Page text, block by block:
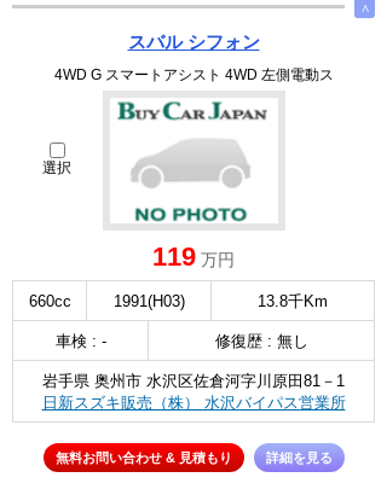
∧
スバル シフォン
4WD G スマートアシスト 4WD 左側電動ス
選択
119 万円
660cc 1991(H03) 13.8千Km
車検 : - 修復歴 : 無し
岩手県 奥州市 水沢区佐倉河字川原田81－1
日新スズキ販売（株） 水沢バイパス営業所
無料お問い合わせ & 見積もり 詳細を見る